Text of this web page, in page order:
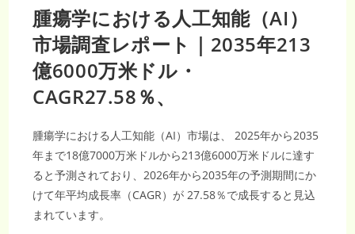
万
米
ド
ル・
CAGR9.24％、
精
密
医
療
の
で
市
場
拡
大
腫瘍学における人工知能（AI）
市場調査レポート｜2035年213
億6000万米ドル・
CAGR27.58％、
腫瘍学における人工知能（AI）市場は、 2025年から2035
年まで18億7000万米ドルから213億6000万米ドルに達す
ると予測されており、2026年から2035年の予測期間にか
けて年平均成長率（CAGR）が 27.58％で成長すると見込
まれています。